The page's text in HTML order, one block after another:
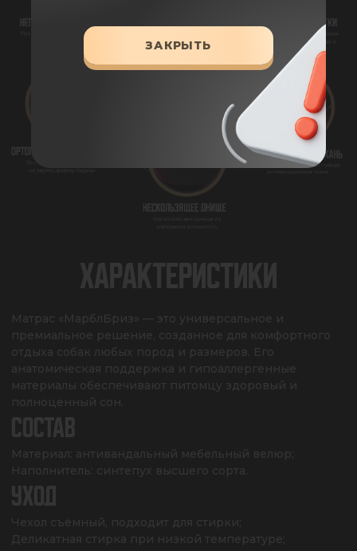
ХАРАКТЕРИСТИКИ
Матрас «МарблБриз» — это универсальное и
премиальное решение, созданное для комфортного
отдыха собак любых пород и размеров. Его
анатомическая поддержка и гипоаллергенные
материалы обеспечивают питомцу здоровый и
полноценный сон.
СОСТАВ
Материал: антивандальный мебельный велюр;
Наполнитель: синтепух высшего сорта.
УХОД
Чехол съёмный, подходит для стирки;
Деликатная стирка при низкой температуре;
ЗАКРЫТЬ